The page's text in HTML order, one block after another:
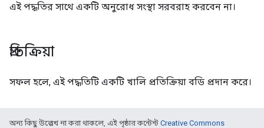
এই পদ্ধতির সাথে একটি অনুরোধ সংস্থা সরবরাহ করবেন না।
প্রতিক্রিয়া
সফল হলে, এই পদ্ধতিটি একটি খালি প্রতিক্রিয়া বডি প্রদান করে।
অন্য কিছু উল্লেখ না করা থাকলে, এই পৃষ্ঠার কন্টেন্ট Creative Commons